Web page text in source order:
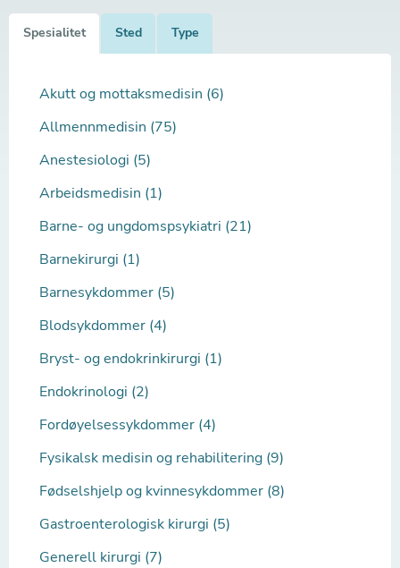
Spesialitet Sted Type
Akutt og mottaksmedisin (6)
Allmennmedisin (75)
Anestesiologi (5)
Arbeidsmedisin (1)
Barne- og ungdomspsykiatri (21)
Barnekirurgi (1)
Barnesykdommer (5)
Blodsykdommer (4)
Bryst- og endokrinkirurgi (1)
Endokrinologi (2)
Fordøyelsessykdommer (4)
Fysikalsk medisin og rehabilitering (9)
Fødselshjelp og kvinnesykdommer (8)
Gastroenterologisk kirurgi (5)
Generell kirurgi (7)